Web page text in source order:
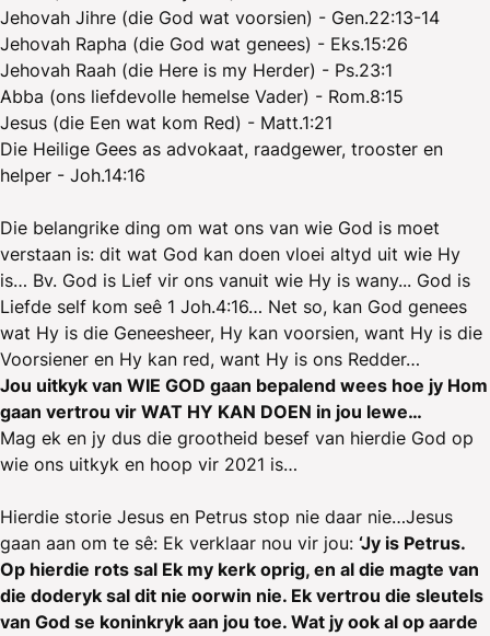
Jehovah Jihre (die God wat voorsien) - Gen.22:13-14
Jehovah Rapha (die God wat genees) - Eks.15:26
Jehovah Raah (die Here is my Herder) - Ps.23:1
Abba (ons liefdevolle hemelse Vader) - Rom.8:15
Jesus (die Een wat kom Red) - Matt.1:21
Die Heilige Gees as advokaat, raadgewer, trooster en
helper - Joh.14:16
Die belangrike ding om wat ons van wie God is moet
verstaan is: dit wat God kan doen vloei altyd uit wie Hy
is… Bv. God is Lief vir ons vanuit wie Hy is wany... God is
Liefde self kom seê 1 Joh.4:16… Net so, kan God genees
wat Hy is die Geneesheer, Hy kan voorsien, want Hy is die
Voorsiener en Hy kan red, want Hy is ons Redder…
Jou uitkyk van WIE GOD gaan bepalend wees hoe jy Hom
gaan vertrou vir WAT HY KAN DOEN in jou lewe…
Mag ek en jy dus die grootheid besef van hierdie God op
wie ons uitkyk en hoop vir 2021 is…
Hierdie storie Jesus en Petrus stop nie daar nie…Jesus
gaan aan om te sê: Ek verklaar nou vir jou: ‘Jy is Petrus.
Op hierdie rots sal Ek my kerk oprig, en al die magte van
die doderyk sal dit nie oorwin nie. Ek vertrou die sleutels
van God se koninkryk aan jou toe. Wat jy ook al op aarde